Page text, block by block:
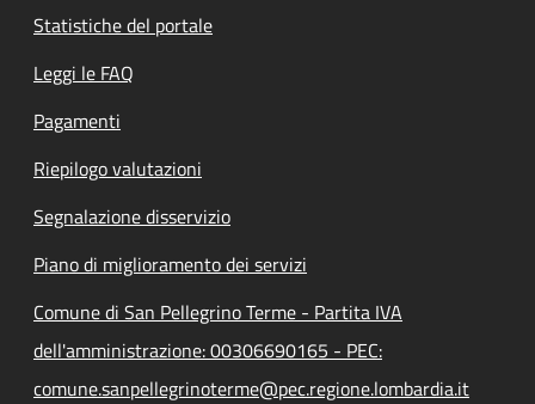
Statistiche del portale
Leggi le FAQ
Pagamenti
Riepilogo valutazioni
Segnalazione disservizio
Piano di miglioramento dei servizi
Comune di San Pellegrino Terme - Partita IVA
dell'amministrazione: 00306690165 - PEC:
comune.sanpellegrinoterme@pec.regione.lombardia.it